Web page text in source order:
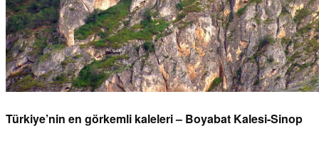
Türkiye’nin en görkemli kaleleri – Boyabat Kalesi-Sinop